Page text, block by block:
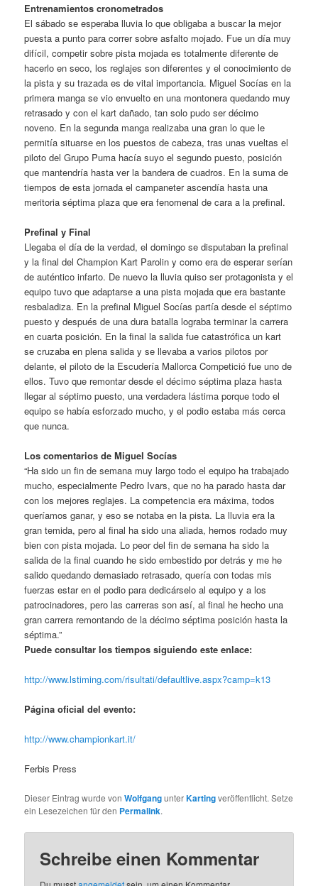
Entrenamientos cronometrados
El sábado se esperaba lluvia lo que obligaba a buscar la mejor
puesta a punto para correr sobre asfalto mojado. Fue un día muy
difícil, competir sobre pista mojada es totalmente diferente de
hacerlo en seco, los reglajes son diferentes y el conocimiento de
la pista y su trazada es de vital importancia. Miguel Socías en la
primera manga se vio envuelto en una montonera quedando muy
retrasado y con el kart dañado, tan solo pudo ser décimo
noveno. En la segunda manga realizaba una gran lo que le
permitía situarse en los puestos de cabeza, tras unas vueltas el
piloto del Grupo Puma hacía suyo el segundo puesto, posición
que mantendría hasta ver la bandera de cuadros. En la suma de
tiempos de esta jornada el campaneter ascendía hasta una
meritoria séptima plaza que era fenomenal de cara a la prefinal.
Prefinal y Final
Llegaba el día de la verdad, el domingo se disputaban la prefinal
y la final del Champion Kart Parolin y como era de esperar serían
de auténtico infarto. De nuevo la lluvia quiso ser protagonista y el
equipo tuvo que adaptarse a una pista mojada que era bastante
resbaladiza. En la prefinal Miguel Socías partía desde el séptimo
puesto y después de una dura batalla lograba terminar la carrera
en cuarta posición. En la final la salida fue catastrófica un kart
se cruzaba en plena salida y se llevaba a varios pilotos por
delante, el piloto de la Escudería Mallorca Competició fue uno de
ellos. Tuvo que remontar desde el décimo séptima plaza hasta
llegar al séptimo puesto, una verdadera lástima porque todo el
equipo se había esforzado mucho, y el podio estaba más cerca
que nunca.
Los comentarios de Miguel Socías
“Ha sido un fin de semana muy largo todo el equipo ha trabajado
mucho, especialmente Pedro Ivars, que no ha parado hasta dar
con los mejores reglajes. La competencia era máxima, todos
queríamos ganar, y eso se notaba en la pista. La lluvia era la
gran temida, pero al final ha sido una aliada, hemos rodado muy
bien con pista mojada. Lo peor del fin de semana ha sido la
salida de la final cuando he sido embestido por detrás y me he
salido quedando demasiado retrasado, quería con todas mis
fuerzas estar en el podio para dedicárselo al equipo y a los
patrocinadores, pero las carreras son así, al final he hecho una
gran carrera remontando de la décimo séptima posición hasta la
séptima.”
Puede consultar los tiempos siguiendo este enlace:
http://www.lstiming.com/risultati/defaultlive.aspx?camp=k13
Página oficial del evento:
http://www.championkart.it/
Ferbis Press
Dieser Eintrag wurde vonWolfgangunterKartingveröffentlicht. Setze
ein Lesezeichen für den Permalink.
Schreibe einen Kommentar